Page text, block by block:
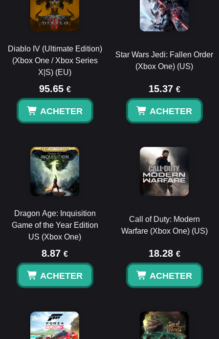
Diablo IV (Ultimate Edition)
(Xbox One / Xbox Series
X|S) (EU)
95.65 €
ACHETER
Star Wars Jedi: Fallen Order
(Xbox One) (US)
15.37 €
ACHETER
Dragon Age: Inquisition
Game of the Year Edition
US (Xbox One)
8.87 €
ACHETER
Call of Duty: Modern
Warfare (Xbox One) (US)
18.28 €
ACHETER